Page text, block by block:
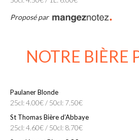
Proposé par
NOTRE BIÈRE
Paulaner Blonde
25cl: 4.00€ / 50cl: 7.50€
St Thomas Bière d’Abbaye
25cl: 4.60€ / 50cl: 8.70€